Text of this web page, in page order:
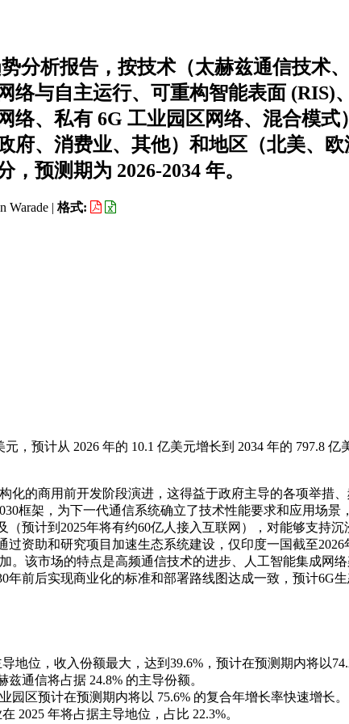
分析报告，按技术（太赫兹通信技术
络与自主运行、可重构智能表面 (RIS)
络、私有 6G 工业园区网络、混合模式
府、消费业、其他）和地区（北美、
预测期为 2026-2034 年。
Warade | 格式:
，预计从 2026 年的 10.1 亿美元增长到 2034 年的 797.8 亿
化的商用前开发阶段演进，这得益于政府主导的各项举措
框架，为下一代通信系统确立了技术性能要求和应用场景
（预计到2025年将有约60亿人接入互联网），对能够支持
过资助和研究项目加速生态系统建设，仅印度一国截至
。该市场的特点是高频通信技术的进步、人工智能集成网
年前后实现商业化的标准和部署路线图达成一致，预计6G
地位，收入份额最大，达到39.6%，预计在预测期内将以
通信将占据 24.8% 的主导份额。
园区预计在预测期内将以 75.6% 的复合年增长率快速增长。
2025 年将占据主导地位，占比 22.3%。